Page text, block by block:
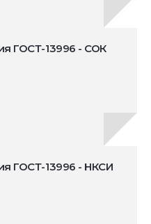
ГОСТ-13996 - СОК
ГОСТ-13996 - НКСИ